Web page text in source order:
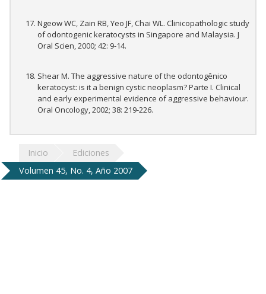
Ngeow WC, Zain RB, Yeo JF, Chai WL. Clinicopathologic study
of odontogenic keratocysts in Singapore and Malaysia. J
Oral Scien, 2000; 42: 9-14.
Shear M. The aggressive nature of the odontogênico
keratocyst: is it a benign cystic neoplasm? Parte I. Clinical
and early experimental evidence of aggressive behaviour.
Oral Oncology, 2002; 38: 219-226.
Inicio
Ediciones
Volumen 45, No. 4, Año 2007